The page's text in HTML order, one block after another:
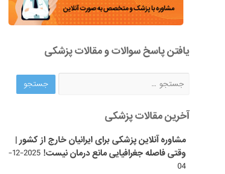
یافتن پاسخ سوالات و مقالات پزشکی
آخرین مقالات پزشکی
مشاوره آنلاین پزشکی برای ایرانیان خارج از کشور |
وقتی فاصله جغرافیایی مانع درمان نیست!
2025-12-
04